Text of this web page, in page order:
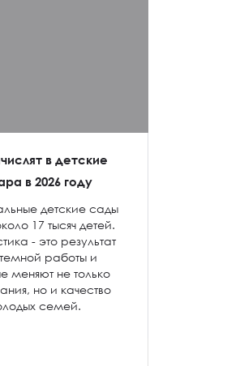
в детские
в 2026 году
детские сады
17 тысяч детей.
- это результат
работы и
меняют не только
но и качество
семей.